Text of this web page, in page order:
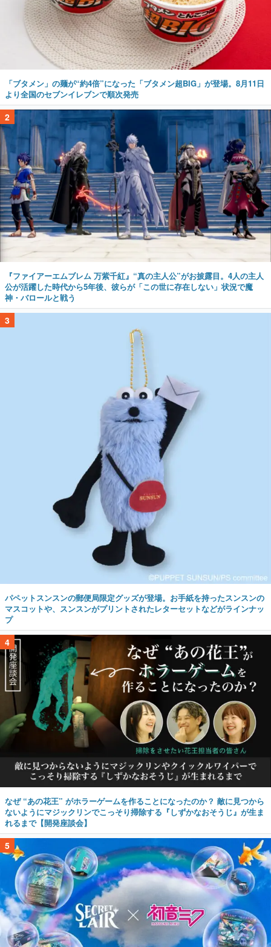
「ブタメン」の麺が“約4倍”になった「ブタメン超BIG」が登場。8月11日
より全国のセブンイレブンで順次発売
2
『ファイアーエムブレム 万紫千紅』“真の主人公”がお披露目。4人の主人
公が活躍した時代から5年後、彼らが「この世に存在しない」状況で魔
神・バロールと戦う
3
パペットスンスンの郵便局限定グッズが登場。お手紙を持ったスンスンの
マスコットや、スンスンがプリントされたレターセットなどがラインナッ
プ
4
なぜ “あの花王” がホラーゲームを作ることになったのか？ 敵に見つから
ないようにマジックリンでこっそり掃除する『しずかなおそうじ』が生ま
れるまで【開発座談会】
5